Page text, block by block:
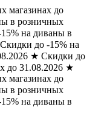
магазинах до
в розничных
на диваны в
Скидки до -15% на
★ Скидки до
до 31.08.2026 ★
магазинах до
в розничных
на диваны в